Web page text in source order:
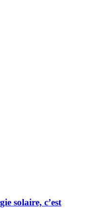
solaire, c’est